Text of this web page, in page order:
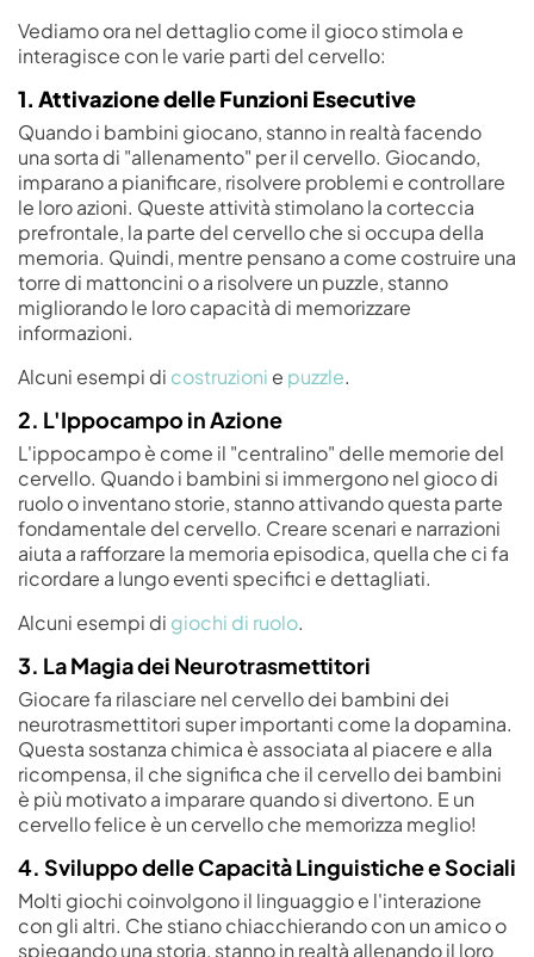
Vediamo ora nel dettaglio come il gioco stimola e
interagisce con le varie parti del cervello:
1. Attivazione delle Funzioni Esecutive
Quando i bambini giocano, stanno in realtà facendo
una sorta di "allenamento" per il cervello. Giocando,
imparano a pianificare, risolvere problemi e controllare
le loro azioni. Queste attività stimolano la corteccia
prefrontale, la parte del cervello che si occupa della
memoria. Quindi, mentre pensano a come costruire una
torre di mattoncini o a risolvere un puzzle, stanno
migliorando le loro capacità di memorizzare
informazioni.
Alcuni esempi di costruzioni e puzzle.
2. L'Ippocampo in Azione
L'ippocampo è come il "centralino" delle memorie del
cervello. Quando i bambini si immergono nel gioco di
ruolo o inventano storie, stanno attivando questa parte
fondamentale del cervello. Creare scenari e narrazioni
aiuta a rafforzare la memoria episodica, quella che ci fa
ricordare a lungo eventi specifici e dettagliati.
Alcuni esempi di giochi di ruolo.
3. La Magia dei Neurotrasmettitori
Giocare fa rilasciare nel cervello dei bambini dei
neurotrasmettitori super importanti come la dopamina.
Questa sostanza chimica è associata al piacere e alla
ricompensa, il che significa che il cervello dei bambini
è più motivato a imparare quando si divertono. E un
cervello felice è un cervello che memorizza meglio!
4. Sviluppo delle Capacità Linguistiche e Sociali
Molti giochi coinvolgono il linguaggio e l'interazione
con gli altri. Che stiano chiacchierando con un amico o
spiegando una storia, stanno in realtà allenando il loro